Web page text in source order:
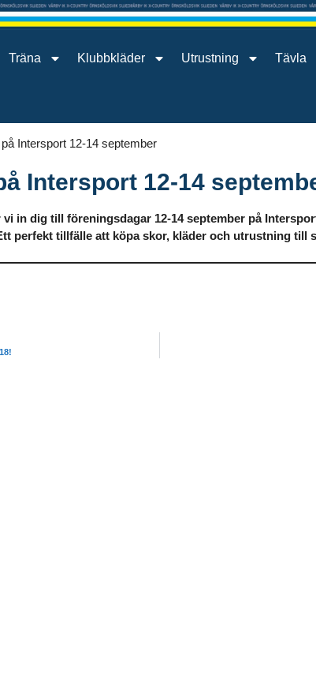
Träna Klubbkläder Utrustning Tävla
Intersport 12-14 september
Intersport 12-14
in dig till föreningsdagar 12-14 september på
perfekt tillfälle att köpa skor, kläder och utrustning till